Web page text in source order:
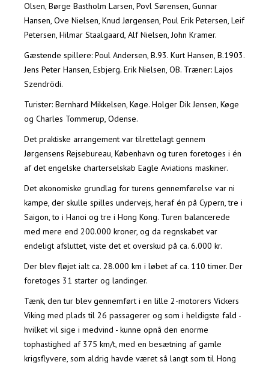
Olsen, Børge Bastholm Larsen, Povl Sørensen, Gunnar
Hansen, Ove Nielsen, Knud Jørgensen, Poul Erik Petersen, Leif
Petersen, Hilmar Staalgaard, Alf Nielsen, John Kramer.
Gæstende spillere: Poul Andersen, B.93. Kurt Hansen, B.1903.
Jens Peter Hansen, Esbjerg. Erik Nielsen, OB. Træner: Lajos
Szendrödi.
Turister: Bernhard Mikkelsen, Køge. Holger Dik Jensen, Køge
og Charles Tommerup, Odense.
Det praktiske arrangement var tilrettelagt gennem
Jørgensens Rejsebureau, København og turen foretoges i én
af det engelske charterselskab Eagle Aviations maskiner.
Det økonomiske grundlag for turens gennemførelse var ni
kampe, der skulle spilles undervejs, heraf én på Cypern, tre i
Saigon, to i Hanoi og tre i Hong Kong. Turen balancerede
med mere end 200.000 kroner, og da regnskabet var
endeligt afsluttet, viste det et overskud på ca. 6.000 kr.
Der blev fløjet ialt ca. 28.000 km i løbet af ca. 110 timer. Der
foretoges 31 starter og landinger.
Tænk, den tur blev gennemført i en lille 2-motorers Vickers
Viking med plads til 26 passagerer og som i heldigste fald -
hvilket vil sige i medvind - kunne opnå den enorme
tophastighed af 375 km/t, med en besætning af gamle
krigsflyvere, som aldrig havde været så langt som til Hong